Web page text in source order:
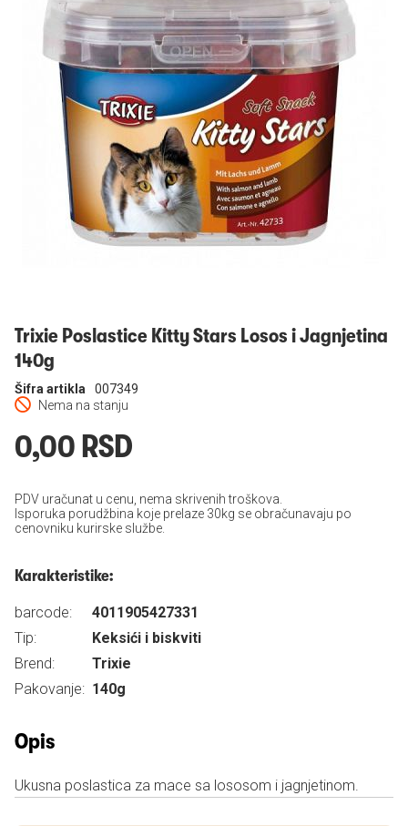
Prijavi se
Trixie Poslastice Kitty Stars Losos i Jagnjetina
140g
Nema na stanju
Šifra artikla 007349
0,00 RSD
PDV uračunat u cenu, nema skrivenih troškova.
Isporuka porudžbina koje prelaze 30kg se obračunavaju po
cenovniku kurirske službe.
Karakteristike:
barcode:
4011905427331
Tip:
Keksići i biskviti
Brend:
Trixie
Pakovanje: 140g
Opis
Ukusna poslastica za mace sa lososom i jagnjetinom.